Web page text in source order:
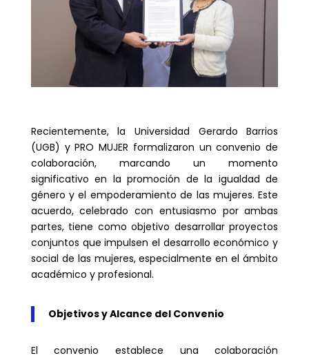
Recientemente, la Universidad Gerardo Barrios
(UGB) y PRO MUJER formalizaron un convenio de
colaboración, marcando un momento
significativo en la promoción de la igualdad de
género y el empoderamiento de las mujeres. Este
acuerdo, celebrado con entusiasmo por ambas
partes, tiene como objetivo desarrollar proyectos
conjuntos que impulsen el desarrollo económico y
social de las mujeres, especialmente en el ámbito
académico y profesional.
Objetivos y Alcance del Convenio
El convenio establece una colaboración